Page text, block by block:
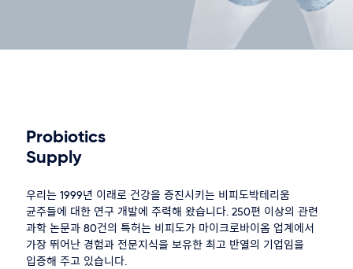
Probiotics
Supply
우리는 1999년 이래로 건강을 증진시키는 비피도박테리움
균주들에 대한 연구 개발에 주력해 왔습니다. 250편 이상의 관련
과학 논문과 80건의 특허는 비피도가 마이크로바이옴 업계에서
가장 뛰어난 경험과 전문지식을 보유한 최고 반열의 기업임을
입증해 주고 있습니다.